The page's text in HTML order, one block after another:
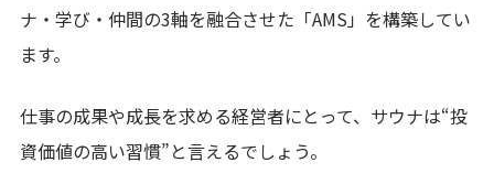
ナ・学び・仲間の3軸を融合させた「AMS」を構築してい
ます。
仕事の成果や成長を求める経営者にとって、サウナは“投
資価値の高い習慣”と言えるでしょう。